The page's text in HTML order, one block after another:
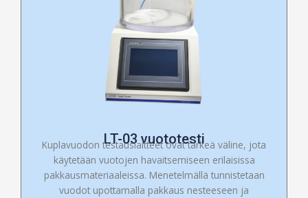
LT-03 vuototesti
Kuplavuodon testauslaitteet ovat tärkeä väline, jota
käytetään vuotojen havaitsemiseen erilaisissa
pakkausmateriaaleissa. Menetelmällä tunnistetaan
vuodot upottamalla pakkaus nesteeseen ja